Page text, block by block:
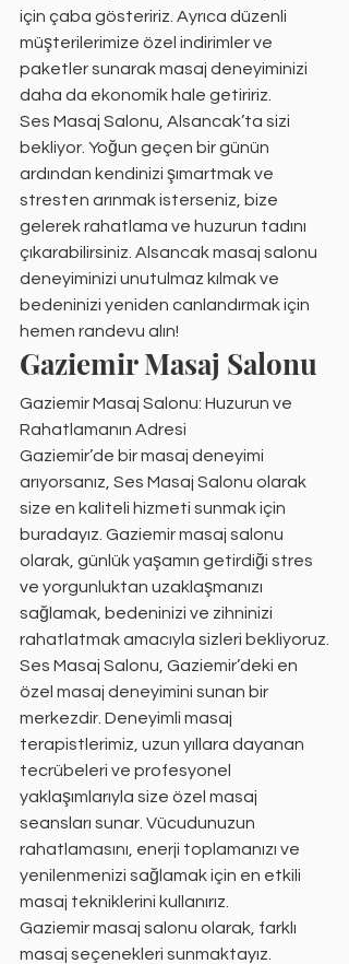
için çaba gösteririz. Ayrıca düzenli
müşterilerimize özel indirimler ve
paketler sunarak masaj deneyiminizi
daha da ekonomik hale getiririz.
Ses Masaj Salonu, Alsancak’ta sizi
bekliyor. Yoğun geçen bir günün
ardından kendinizi şımartmak ve
stresten arınmak isterseniz, bize
gelerek rahatlama ve huzurun tadını
çıkarabilirsiniz. Alsancak masaj salonu
deneyiminizi unutulmaz kılmak ve
bedeninizi yeniden canlandırmak için
hemen randevu alın!
Gaziemir Masaj Salonu
Gaziemir Masaj Salonu: Huzurun ve
Rahatlamanın Adresi
Gaziemir’de bir masaj deneyimi
arıyorsanız, Ses Masaj Salonu olarak
size en kaliteli hizmeti sunmak için
buradayız. Gaziemir masaj salonu
olarak, günlük yaşamın getirdiği stres
ve yorgunluktan uzaklaşmanızı
sağlamak, bedeninizi ve zihninizi
rahatlatmak amacıyla sizleri bekliyoruz.
Ses Masaj Salonu, Gaziemir’deki en
özel masaj deneyimini sunan bir
merkezdir. Deneyimli masaj
terapistlerimiz, uzun yıllara dayanan
tecrübeleri ve profesyonel
yaklaşımlarıyla size özel masaj
seansları sunar. Vücudunuzun
rahatlamasını, enerji toplamanızı ve
yenilenmenizi sağlamak için en etkili
masaj tekniklerini kullanırız.
Gaziemir masaj salonu olarak, farklı
masaj seçenekleri sunmaktayız.